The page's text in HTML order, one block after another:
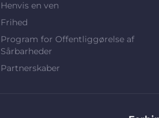
Henvis en ven
Frihed
Program for Offentliggørelse af
Sårbarheder
Partnerskaber